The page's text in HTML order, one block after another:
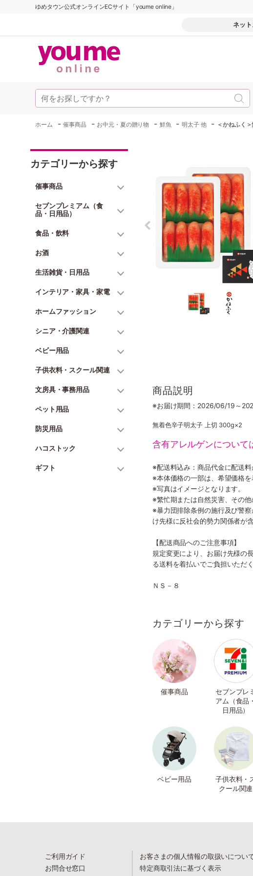
ゆめタウン公式オンラインECサイト「youme online」
ネッ
ホーム -催事商品 - お中元・夏の贈り物 - 鮮魚 -明太子 他 - ＜かねふく
カテゴリーから探す
催事商品
セブンプレミアム（食
品・日用品）
食品・飲料
お酒
生活雑貨・日用品
インテリア・家具・家電
ホームファッション
シニア・介護関連
ベビー用品
子供衣料・スクール関連
文房具・事務用品
ペット用品
防災用品
ハコストック
ギフト
商品説明
※お届け期間：2026/06/19～
無着色辛子明太子 上切 300g×2
含有アレルゲンについて
※配送料込み：商品代金に配送料
※本体価格の一部は、希望価格を
※写真はイメージとなります。
※繁忙期または自然災害、その
※暴力団排除条例の施行及び警
け先様に反社会的勢力関係者が
【配送商品へのご注意事項】
規定変更により、お届け先様の
る送料を着払いでご負担いただ
ＮＳ－８
カテゴリーから探す
催事商品
セブンプレ
アム（食品・
日用品）
ベビー用品
子供衣料・
クール関連
ご利用ガイド
お問合せ窓口
お客さまの個人情報の取扱いについ
特定商取引法に基づく表示